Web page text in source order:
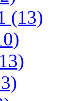
(13)